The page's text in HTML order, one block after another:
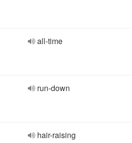
all-time
run-down
hair-raising